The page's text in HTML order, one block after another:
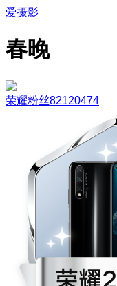
爱摄影
春晚
荣耀粉丝82120474